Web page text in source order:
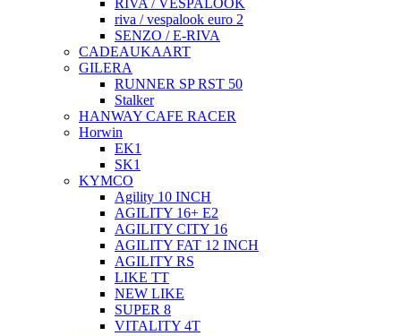
RIVA / VESPALOOK
riva / vespalook euro 2
SENZO / E-RIVA
CADEAUKAART
GILERA
RUNNER SP RST 50
Stalker
HANWAY CAFE RACER
Horwin
EK1
SK1
KYMCO
Agility 10 INCH
AGILITY 16+ E2
AGILITY CITY 16
AGILITY FAT 12 INCH
AGILITY RS
LIKE TT
NEW LIKE
SUPER 8
VITALITY 4T